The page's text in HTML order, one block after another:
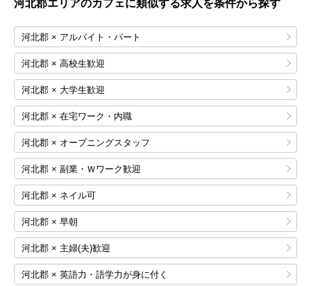
河北郡エリアのカフェに類似する求人を条件から探す
河北郡 × アルバイト・パート
河北郡 × 高校生歓迎
河北郡 × 大学生歓迎
河北郡 × 在宅ワーク・内職
河北郡 × オープニングスタッフ
河北郡 × 副業・Ｗワーク歓迎
河北郡 × ネイル可
河北郡 × 早朝
河北郡 × 主婦(夫)歓迎
河北郡 × 英語力・語学力が身に付く